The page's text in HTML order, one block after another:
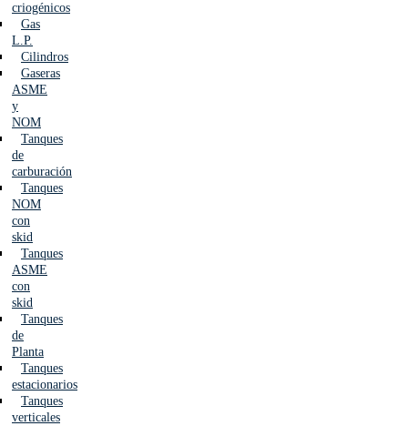
criogénicos
Gas
L.P.
Cilindros
Gaseras
ASME
y
NOM
Tanques
de
carburación
Tanques
NOM
con
skid
Tanques
ASME
con
skid
Tanques
de
Planta
Tanques
estacionarios
Tanques
verticales